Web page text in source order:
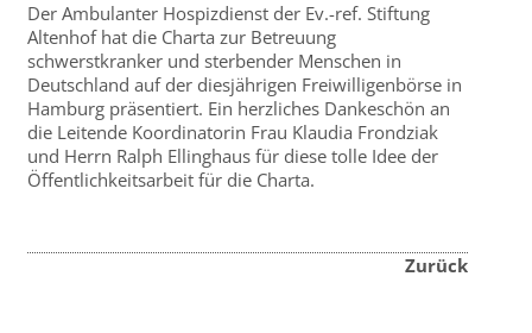
Der Ambulanter Hospizdienst der Ev.-ref. Stiftung
Altenhof hat die Charta zur Betreuung
schwerstkranker und sterbender Menschen in
Deutschland auf der diesjährigen Freiwilligenbörse in
Hamburg präsentiert. Ein herzliches Dankeschön an
die Leitende Koordinatorin Frau Klaudia Frondziak
und Herrn Ralph Ellinghaus für diese tolle Idee der
Öffentlichkeitsarbeit für die Charta.
Zurück